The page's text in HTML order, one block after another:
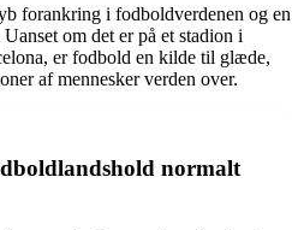
forankring i fodboldverdenen og en
om det er på et stadion i
er fodbold en kilde til glæde,
af mennesker verden over.
normalt